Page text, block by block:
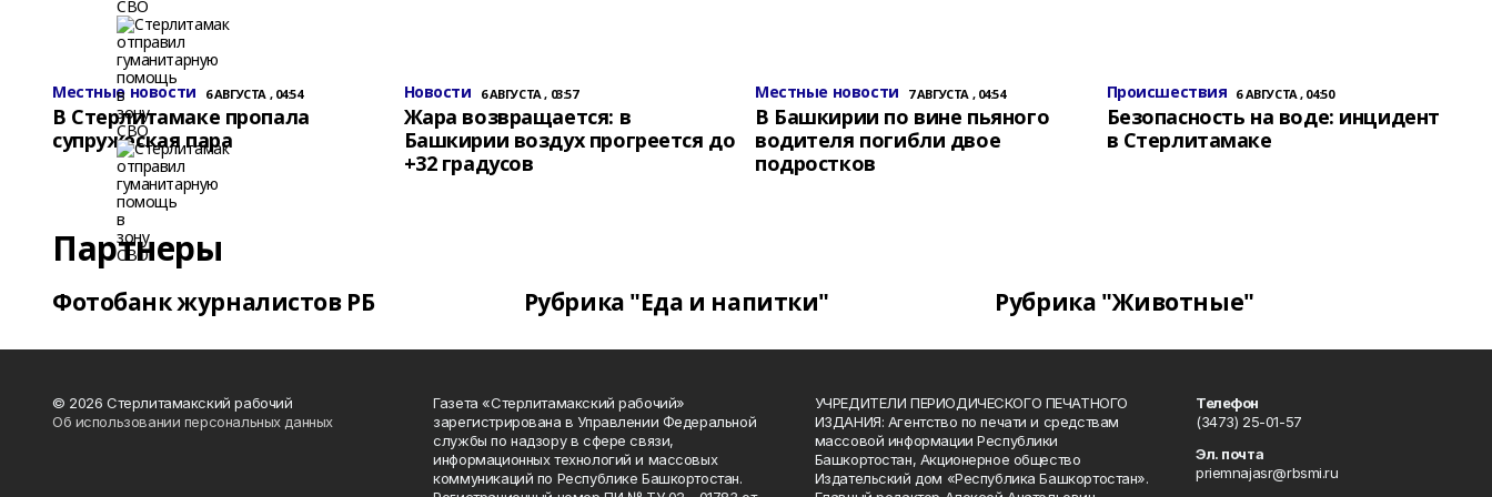
Местные новости 6 АВГУСТА , 04:54
В Стерлитамаке пропала
супружеская пара
Новости 6 АВГУСТА , 03:57
Жара возвращается: в
Башкирии воздух прогреется до
+32 градусов
Местные новости 7 АВГУСТА , 04:54
В Башкирии по вине пьяного
водителя погибли двое
подростков
Происшествия 6 АВГУСТА , 04:50
Безопасность на воде: инцидент
в Стерлитамаке
Партнеры
Фотобанк журналистов РБ Рубрика "Еда и напитки" Рубрика "Животные"
© 2026 Стерлитамакский рабочий
Об использовании персональных данных
Газета «Стерлитамакский рабочий»
зарегистрирована в Управлении Федеральной
службы по надзору в сфере связи,
информационных технологий и массовых
коммуникаций по Республике Башкортостан.
УЧРЕДИТЕЛИ ПЕРИОДИЧЕСКОГО ПЕЧАТНОГО
ИЗДАНИЯ: Агентство по печати и средствам
массовой информации Республики
Башкортостан, Акционерное общество
Издательский дом «Республика Башкортостан».
Телефон
(3473) 25-01-57
Эл. почта
priemnajasr@rbsmi.ru